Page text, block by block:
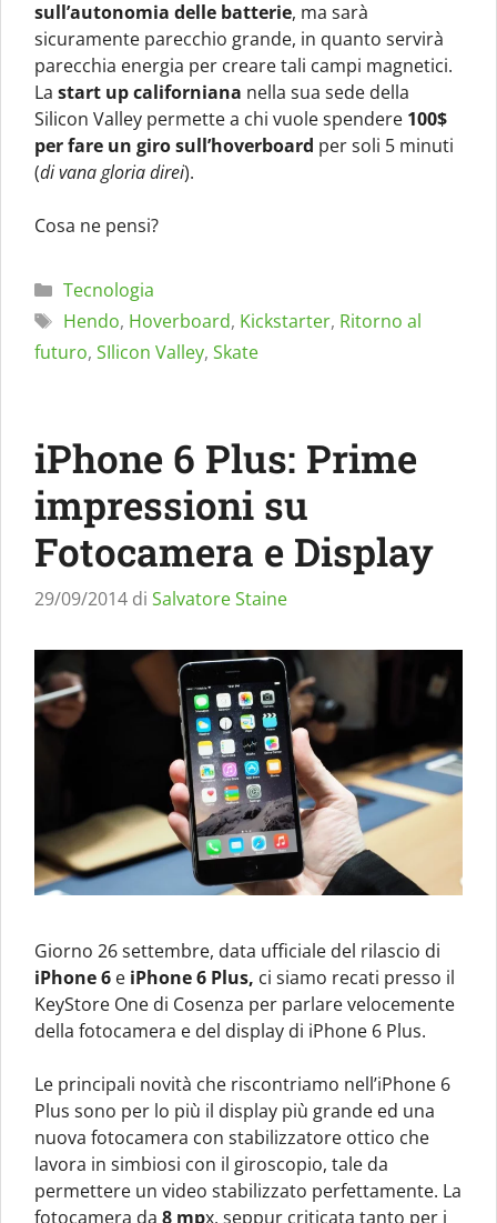
sull’autonomia delle batterie, ma sarà
sicuramente parecchio grande, in quanto servirà
parecchia energia per creare tali campi magnetici.
La start up californiana nella sua sede della
Silicon Valley permette a chi vuole spendere 100$
per fare un giro sull’hoverboard per soli 5 minuti
(di vana gloria direi).
Cosa ne pensi?
Categorie
Tecnologia
Tag
Hendo, Hoverboard, Kickstarter, Ritorno al
futuro, SIlicon Valley, Skate
iPhone 6 Plus: Prime
impressioni su
Fotocamera e Display
29/09/2014 di Salvatore Staine
Giorno 26 settembre, data ufficiale del rilascio di
iPhone 6 e iPhone 6 Plus, ci siamo recati presso il
KeyStore One di Cosenza per parlare velocemente
della fotocamera e del display di iPhone 6 Plus.
Le principali novità che riscontriamo nell’iPhone 6
Plus sono per lo più il display più grande ed una
nuova fotocamera con stabilizzatore ottico che
lavora in simbiosi con il giroscopio, tale da
permettere un video stabilizzato perfettamente. La
fotocamera da 8 mpx, seppur criticata tanto per i